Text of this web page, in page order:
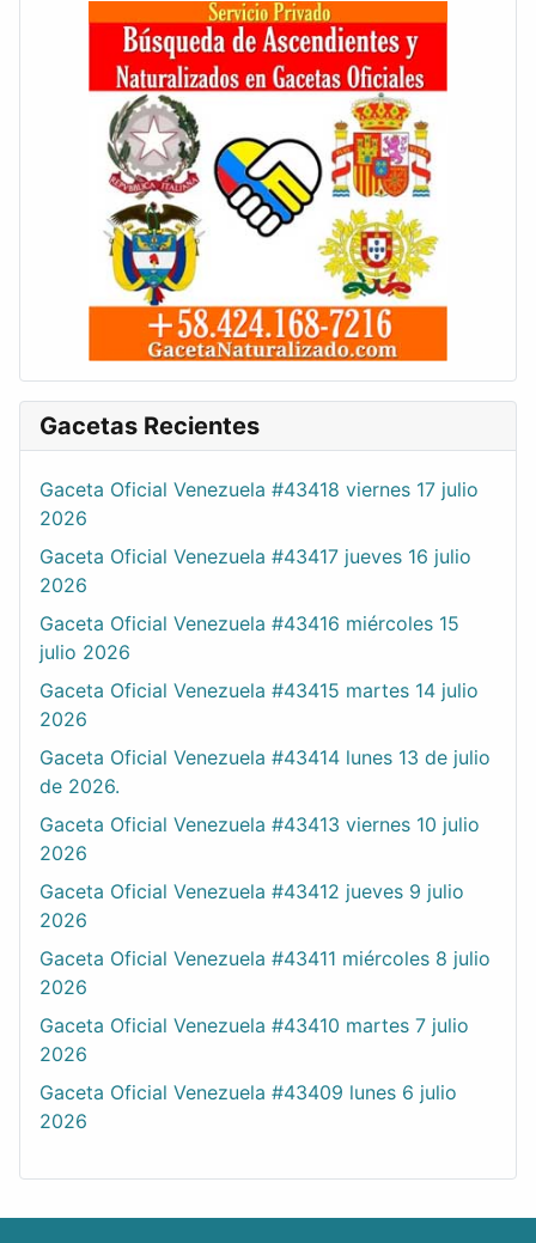
Gacetas Recientes
Gaceta Oficial Venezuela #43418 viernes 17 julio
2026
Gaceta Oficial Venezuela #43417 jueves 16 julio
2026
Gaceta Oficial Venezuela #43416 miércoles 15
julio 2026
Gaceta Oficial Venezuela #43415 martes 14 julio
2026
Gaceta Oficial Venezuela #43414 lunes 13 de julio
de 2026.
Gaceta Oficial Venezuela #43413 viernes 10 julio
2026
Gaceta Oficial Venezuela #43412 jueves 9 julio
2026
Gaceta Oficial Venezuela #43411 miércoles 8 julio
2026
Gaceta Oficial Venezuela #43410 martes 7 julio
2026
Gaceta Oficial Venezuela #43409 lunes 6 julio
2026